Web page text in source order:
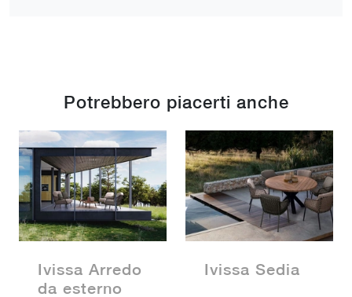
Potrebbero piacerti anche
Ivissa Arredo
da esterno
Ivissa Sedia